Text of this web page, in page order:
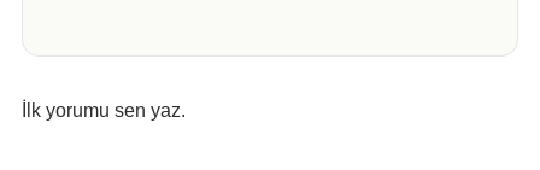
İlk yorumu sen yaz.